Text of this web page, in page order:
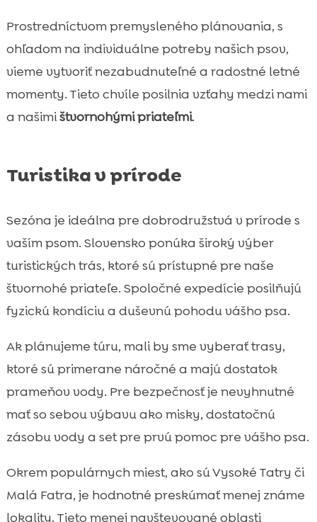
Prostredníctvom premysleného plánovania, s
ohľadom na individuálne potreby našich psov,
vieme vytvoriť nezabudnuteľné a radostné letné
momenty. Tieto chvíle posilnia vzťahy medzi nami
a našimištvornohými priateľmi.
Turistika v prírode
Sezóna je ideálna pre dobrodružstvá v prírode s
vaším psom. Slovensko ponúka široký výber
turistických trás, ktoré sú prístupné pre naše
štvornohé priateľe. Spoločné expedície posilňujú
fyzickú kondíciu a duševnú pohodu vášho psa.
Ak plánujeme túru, mali by sme vyberať trasy,
ktoré sú primerane náročné a majú dostatok
prameňov vody. Pre bezpečnosť je nevyhnutné
mať so sebou výbavu ako misky, dostatočnú
zásobu vody a set pre prvú pomoc pre vášho psa.
Okrem populárnych miest, ako sú Vysoké Tatry či
Malá Fatra, je hodnotné preskúmať menej známe
lokality. Tieto menej navštevované oblasti